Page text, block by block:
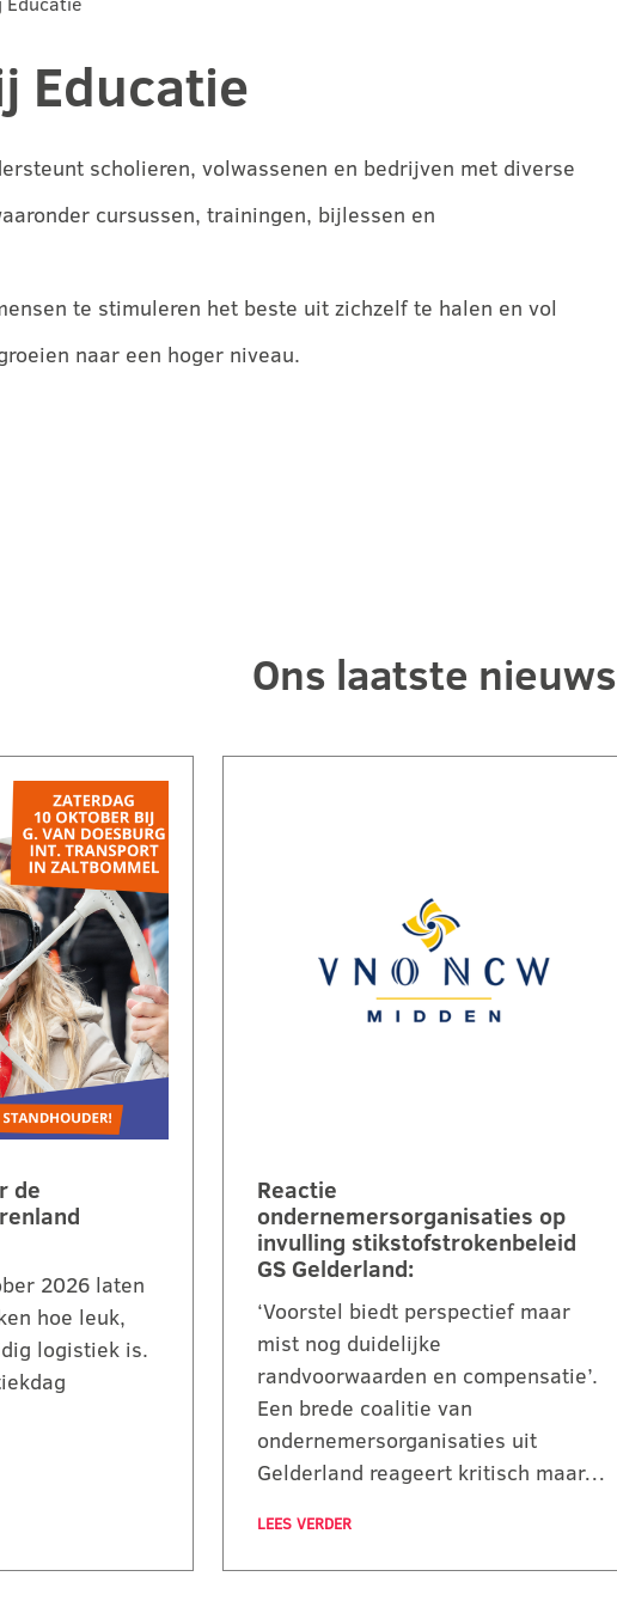
Educatie
scholieren, volwassenen en bedrijven met diverse
cursussen, trainingen, bijlessen en
te stimuleren het beste uit zichzelf te halen en vol
naar een hoger niveau.
Ons laatste nieuws
de
2026 laten
hoe leuk,
logistiek is.
Reactie
ondernemersorganisaties op
invulling stikstofstrokenbeleid
GS Gelderland:
‘Voorstel biedt perspectief maar
mist nog duidelijke
randvoorwaarden en compensatie’.
Een brede coalitie van
ondernemersorganisaties uit
Gelderland reageert kritisch maar…
LEES VERDER